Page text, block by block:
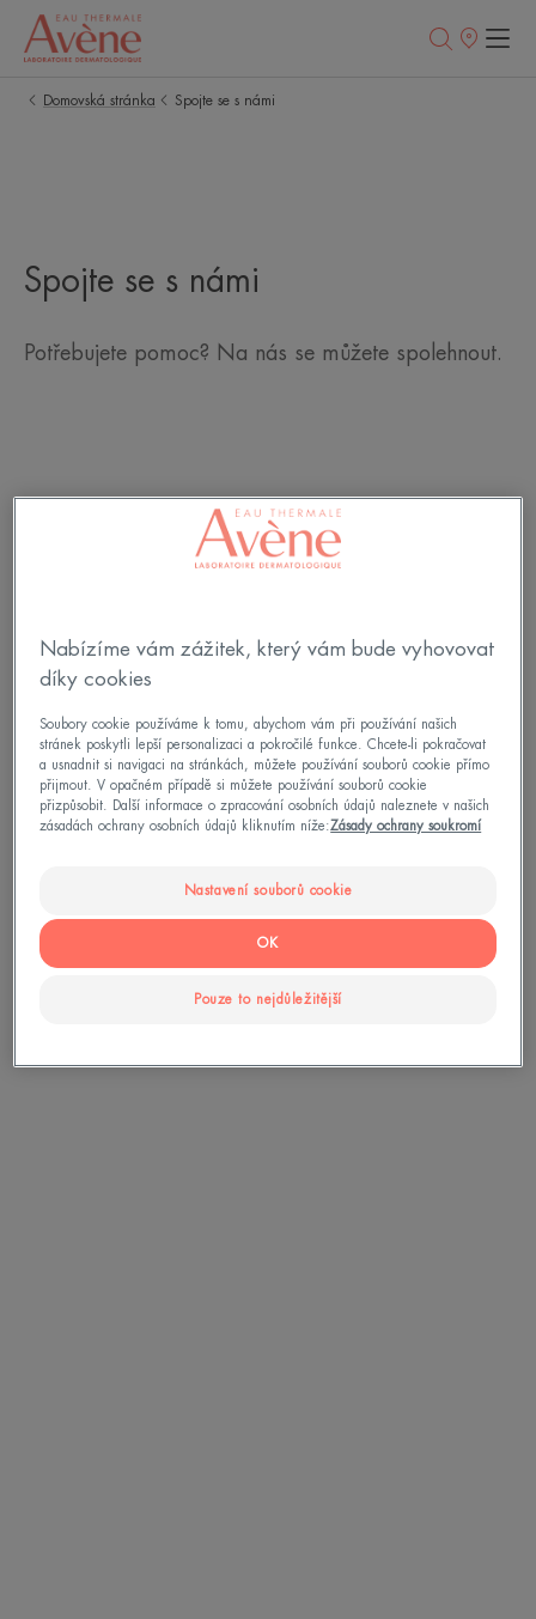
Prodejní
Domovská stránka Spojte se s námi
Spojte se s námi
Potřebujete pomoc? Na nás se můžete spolehnout.
Můžete si být jisti, že tyto informace budou použity
výhradně k tomu, abychom vám co nejdříve
poskytli odpověď. Vaše osobní údaje budou
údajů
Nabízíme vám zážitek, který vám bude vyhovovat
díky cookies
Soubory cookie používáme k tomu, abychom vám při používání našich
stránek poskytli lepší personalizaci a pokročilé funkce. Chcete-li pokračovat
a usnadnit si navigaci na stránkách, můžete používání souborů cookie přímo
přijmout. V opačném případě si můžete používání souborů cookie
přizpůsobit. Další informace o zpracování osobních údajů naleznete v našich
zásadách ochrany osobních údajů kliknutím níže:Zásady ochrany soukromí
Nastavení souborů cookie
Pouze to nejdůležitější
OK